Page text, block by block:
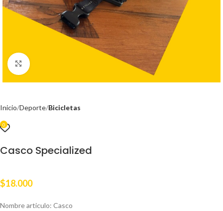
Clic para ampliar
Inicio Deporte Bicicletas
0
Casco Specialized
$18.000
Nombre articulo: Casco